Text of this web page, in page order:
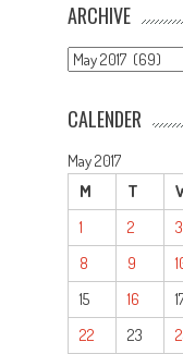
ARCHIVE
ARCHIVE
CALENDER
May 2017
M
T
1
2 3
8
9
15
16
22
23